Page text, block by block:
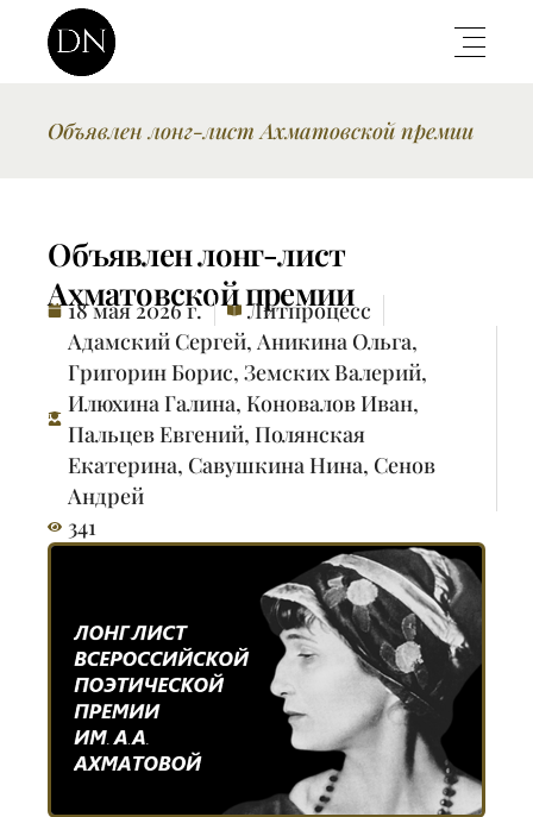
Объявлен лонг-лист Ахматовской премии
Объявлен лонг-лист
Ахматовской премии
18 мая 2026 г.
Литпроцесс
Адамский Сергей,Аникина Ольга,
Григорин Борис,Земских Валерий,
Илюхина Галина,Коновалов Иван,
Пальцев Евгений,Полянская
Екатерина, Савушкина Нина, Сенов
Андрей
341